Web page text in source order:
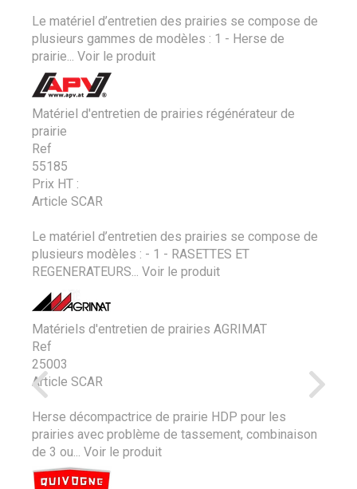
Le matériel d’entretien des prairies se compose de
plusieurs gammes de modèles : 1 - Herse de
prairie...
Voir le produit
Matériel d'entretien de prairies régénérateur de
prairie
Ref
55185
Prix HT :
Article SCAR
Le matériel d’entretien des prairies se compose de
plusieurs modèles : - 1 - RASETTES ET
REGENERATEURS...
Voir le produit
Matériels d'entretien de prairies AGRIMAT
Ref
25003
Article SCAR
Herse décompactrice de prairie HDP pour les
prairies avec problème de tassement, combinaison
de 3 ou...
Voir le produit